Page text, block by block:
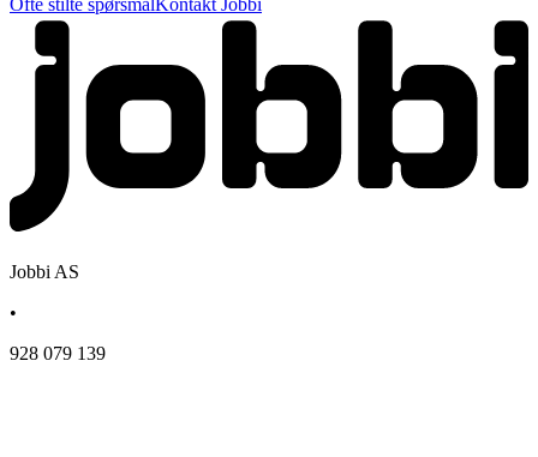
Jobbi AS
•
928 079 139